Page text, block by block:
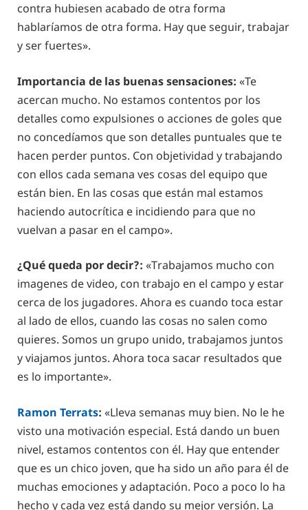
contra hubiesen acabado de otra forma
hablaríamos de otra forma. Hay que seguir, trabajar
y ser fuertes».
Importancia de las buenas sensaciones: «Te
acercan mucho. No estamos contentos por los
detalles como expulsiones o acciones de goles que
no concedíamos que son detalles puntuales que te
hacen perder puntos. Con objetividad y trabajando
con ellos cada semana ves cosas del equipo que
están bien. En las cosas que están mal estamos
haciendo autocrítica e incidiendo para que no
vuelvan a pasar en el campo».
¿Qué queda por decir?: «Trabajamos mucho con
imagenes de video, con trabajo en el campo y estar
cerca de los jugadores. Ahora es cuando toca estar
al lado de ellos, cuando las cosas no salen como
quieres. Somos un grupo unido, trabajamos juntos
y viajamos juntos. Ahora toca sacar resultados que
es lo importante».
Ramon Terrats: «Lleva semanas muy bien. No le he
visto una motivación especial. Está dando un buen
nivel, estamos contentos con él. Hay que entender
que es un chico joven, que ha sido un año para él de
muchas emociones y adaptación. Poco a poco lo ha
hecho y cada vez está dando su mejor versión. La